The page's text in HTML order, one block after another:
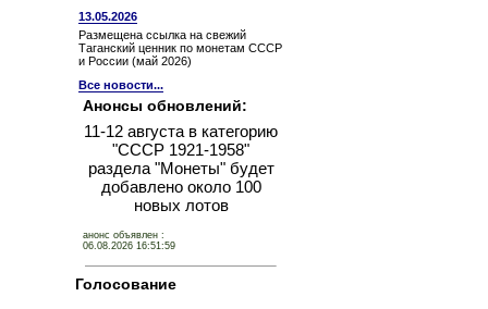
13.05.2026
Размещена ссылка на свежий
Таганский ценник по монетам СССР
и России (май 2026)
Все новости...
Анонсы обновлений:
11-12 августа в категорию
"СССР 1921-1958"
раздела "Монеты" будет
добавлено около 100
новых лотов
анонс объявлен :
06.08.2026 16:51:59
Голосование